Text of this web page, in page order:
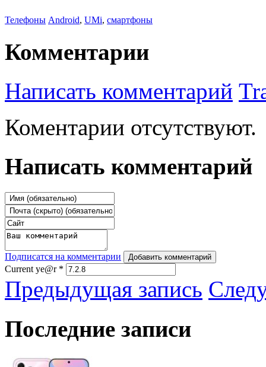
Телефоны Android, UMi, смартфоны
Комментарии
Написать комментарий
Коментарии отсутствуют.
Написать комментарий
Подписатся на комментарии Добавить комментарий
Current ye@r *
Предыдущая запись
Последние записи